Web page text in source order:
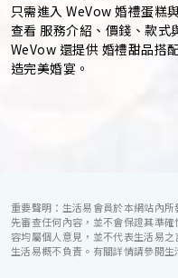
只需進入 WeVow 婚禮蛋糕
查看 服務介紹、價錢、款式
WeVow 還提供 婚禮甜品搭
造完美婚宴。
重要聲明：生活易會員於本網站內
先審查任何內容，並不會保證其準
容均屬個人意見，並不代表生活易
生活易概不負責。有關詳情請參閱生